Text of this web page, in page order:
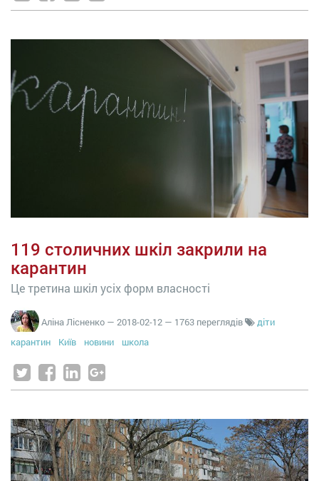
119 столичних шкіл закрили на
карантин
Це третина шкіл усіх форм власності
Аліна Лісненко — 2018-02-12 — 1763 переглядів
діти
карантин
Київ новини школа